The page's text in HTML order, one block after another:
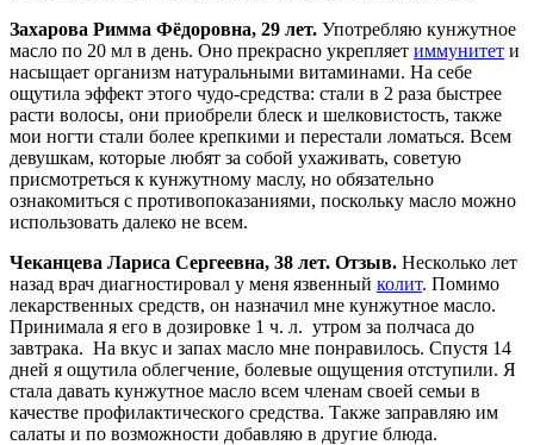
Захарова Римма Фёдоровна, 29 лет. Употребляю кунжутное
масло по 20 мл в день. Оно прекрасно укрепляет иммунитет и
насыщает организм натуральными витаминами. На себе
ощутила эффект этого чудо-средства: стали в 2 раза быстрее
расти волосы, они приобрели блеск и шелковистость, также
мои ногти стали более крепкими и перестали ломаться. Всем
девушкам, которые любят за собой ухаживать, советую
присмотреться к кунжутному маслу, но обязательно
ознакомиться с противопоказаниями, поскольку масло можно
использовать далеко не всем.
Чеканцева Лариса Сергеевна, 38 лет. Отзыв. Несколько лет
назад врач диагностировал у меня язвенный колит. Помимо
лекарственных средств, он назначил мне кунжутное масло.
Принимала я его в дозировке 1 ч. л. утром за полчаса до
завтрака. На вкус и запах масло мне понравилось. Спустя 14
дней я ощутила облегчение, болевые ощущения отступили. Я
стала давать кунжутное масло всем членам своей семьи в
качестве профилактического средства. Также заправляю им
салаты и по возможности добавляю в другие блюда.